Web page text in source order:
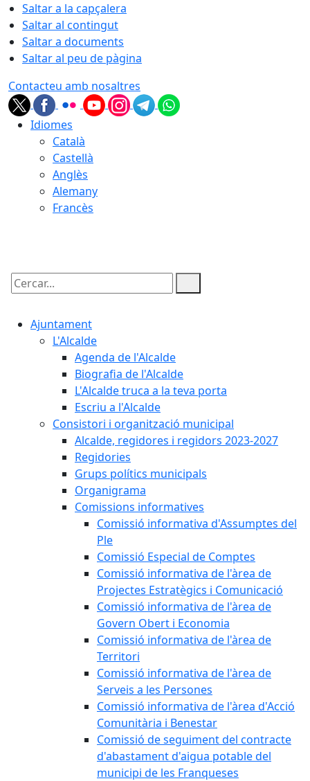
Saltar a la capçalera
Saltar al contingut
Saltar a documents
Saltar al peu de pàgina
Contacteu amb nosaltres
Idiomes
Català
Castellà
Anglès
Alemany
Francès
Cercar:
Ajuntament
L'Alcalde
Agenda de l'Alcalde
Biografia de l'Alcalde
L'Alcalde truca a la teva porta
Escriu a l'Alcalde
Consistori i organització municipal
Alcalde, regidores i regidors 2023-2027
Regidories
Grups polítics municipals
Organigrama
Comissions informatives
Comissió informativa d'Assumptes del
Ple
Comissió Especial de Comptes
Comissió informativa de l'àrea de
Projectes Estratègics i Comunicació
Comissió informativa de l'àrea de
Govern Obert i Economia
Comissió informativa de l'àrea de
Territori
Comissió informativa de l'àrea de
Serveis a les Persones
Comissió informativa de l'àrea d'Acció
Comunitària i Benestar
Comissió de seguiment del contracte
d'abastament d'aigua potable del
municipi de les Franqueses